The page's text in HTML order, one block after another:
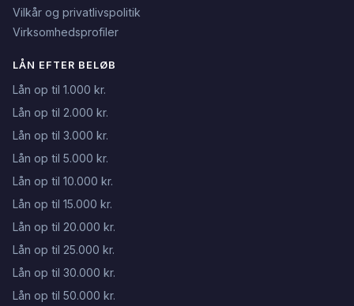
Vilkår og privatlivspolitik
Virksomhedsprofiler
LÅN EFTER BELØB
Lån op til 1.000 kr.
Lån op til 2.000 kr.
Lån op til 3.000 kr.
Lån op til 5.000 kr.
Lån op til 10.000 kr.
Lån op til 15.000 kr.
Lån op til 20.000 kr.
Lån op til 25.000 kr.
Lån op til 30.000 kr.
Lån op til 50.000 kr.